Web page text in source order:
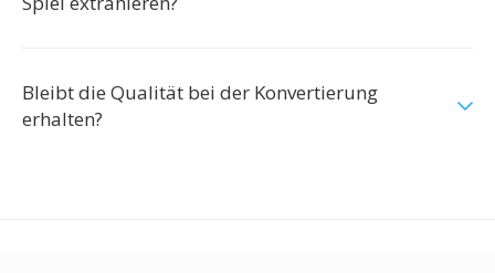
Bleibt die Qualität bei der Konvertierung
erhalten?